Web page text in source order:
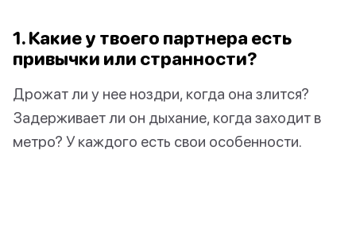
1. Какие у твоего партнера есть
привычки или странности?
Дрожат ли у нее ноздри, когда она злится?
Задерживает ли он дыхание, когда заходит в
метро? У каждого есть свои особенности.